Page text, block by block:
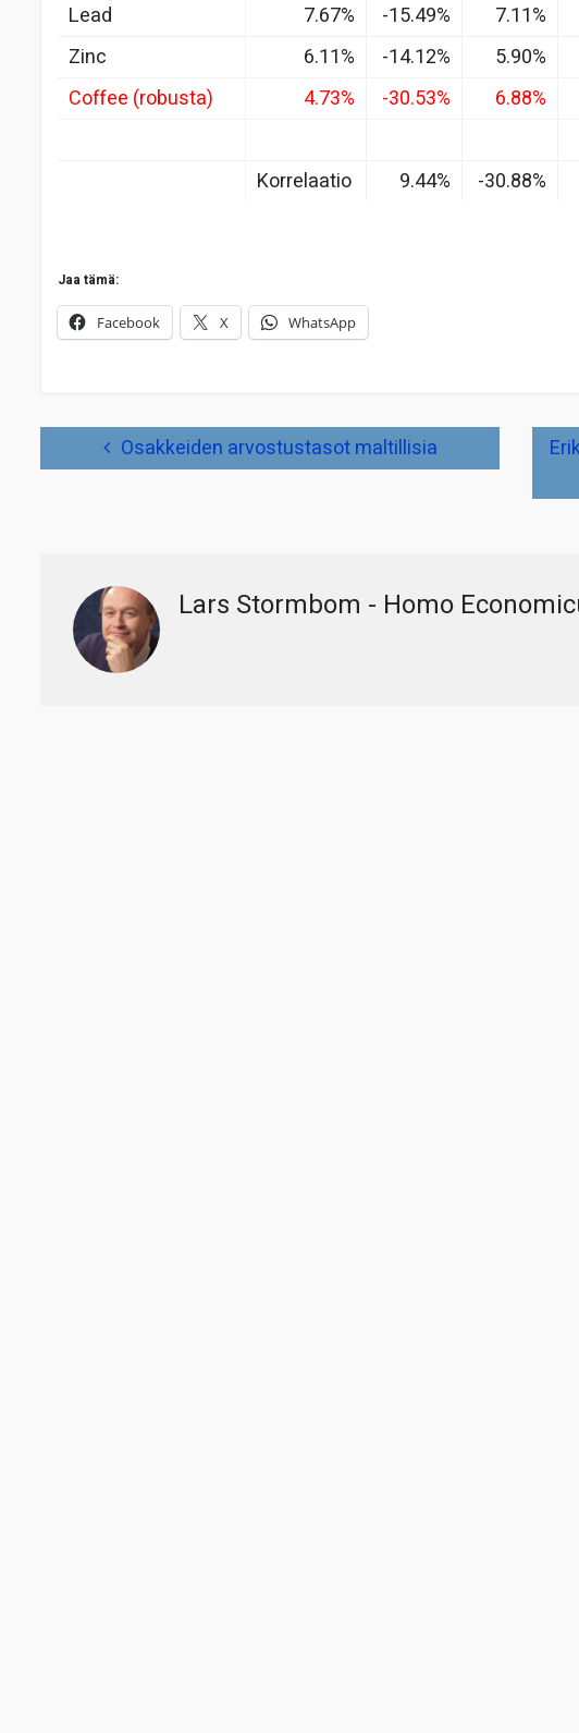
Lead
7.67% -15.49% 7.11%
Zinc
6.11% -14.12% 5.90%
Coffee (robusta)
4.73% -30.53% 6.88%
Korrelaatio 9.44% -30.88%
Jaa tämä:
Facebook X WhatsApp
Artikkelien Osakkeiden arvostustasot maltillisia
Lars Stormbom - Homo